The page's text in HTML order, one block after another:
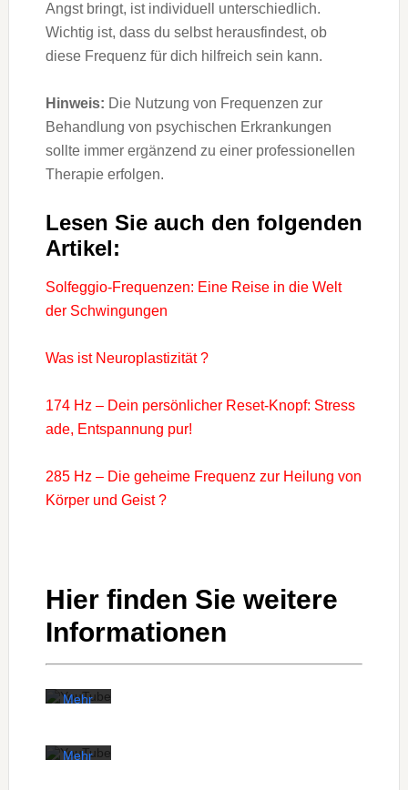
Angst bringt, ist individuell unterschiedlich.
Wichtig ist, dass du selbst herausfindest, ob
diese Frequenz für dich hilfreich sein kann.
Hinweis: Die Nutzung von Frequenzen zur
Behandlung von psychischen Erkrankungen
sollte immer ergänzend zu einer professionellen
Therapie erfolgen.
Lesen Sie auch den folgenden
Artikel:
Solfeggio-Frequenzen: Eine Reise in die Welt
der Schwingungen
Was ist Neuroplastizität ?
174 Hz – Dein persönlicher Reset-Knopf: Stress
ade, Entspannung pur!
285 Hz – Die geheime Frequenz zur Heilung von
Körper und Geist ?
Hier finden Sie weitere
Informationen
des
Videos
akzeptieren
Sie die
Mehr
Video
laden
Mit
dem
Laden
Videos
Sie die
Mehr